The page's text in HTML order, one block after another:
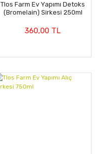
Tlos Farm Ev Yapımı Detoks
(Bromelain) Sirkesi 250ml
360,00 TL